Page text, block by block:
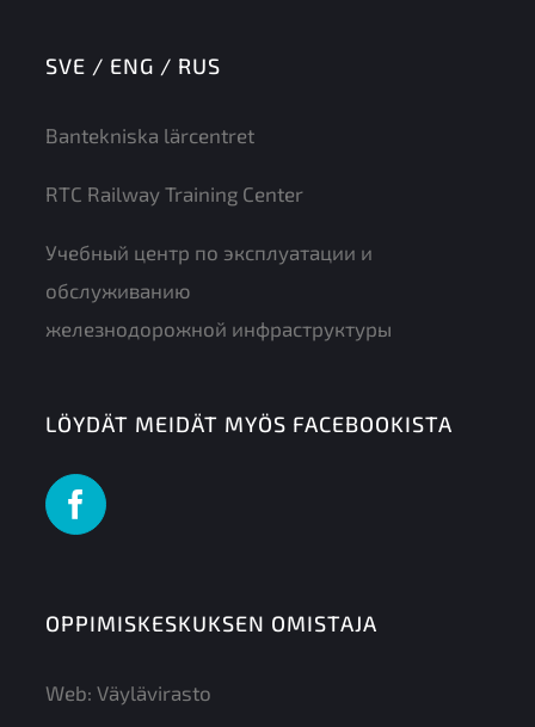
SVE / ENG / RUS
Bantekniska lärcentret
RTC Railway Training Center
Учебный центр по эксплуатации и
обслуживанию
железнодорожной инфраструктуры
LÖYDÄT MEIDÄT MYÖS FACEBOOKISTA
OPPIMISKESKUKSEN OMISTAJA
Web: Väylävirasto